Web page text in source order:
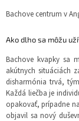
Bachove centrum v
Ako dlho sa môžu
Bachove kvapky sa
akútnych situáciách
disharmónia trvá,
Každá liečba je
opakovať, prípadne
objavil sa nový